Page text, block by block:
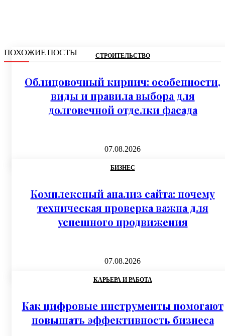
ПОХОЖИЕ ПОСТЫ СТРОИТЕЛЬСТВО
Облицовочный кирпич: особенности,
виды и правила выбора для
долговечной отделки фасада
07.08.2026
БИЗНЕС
Комплексный анализ сайта: почему
техническая проверка важна для
успешного продвижения
07.08.2026
КАРЬЕРА И РАБОТА
Как цифровые инструменты помогают
повышать эффективность бизнеса